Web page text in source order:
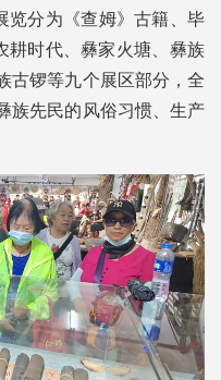
览分为《查姆》古籍、毕
耕时代、彝家火塘、彝族
古锣等九个展区部分，全
族先民的风俗习惯、生产